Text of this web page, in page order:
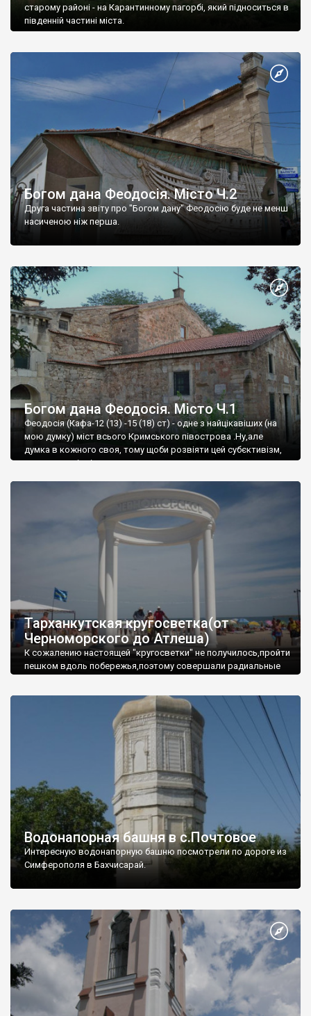
старому районі - на Карантинному пагорбі, який підноситься в
південній частині міста.
Богом дана Феодосія. Місто Ч.2
Друга частина звіту про "Богом дану" Феодосію буде не менш
насиченою ніж перша.
Богом дана Феодосія. Місто Ч.1
Феодосія (Кафа-12 (13) -15 (18) ст) - одне з найцікавіших (на
мою думку) міст всього Кримського півострова .Ну,але
думка в кожного своя, тому щоби розвіяти цей субєктивізм,
запрошую відвідати це
Тарханкутская кругосветка(от
Черноморского до Атлеша)
К сожалению настоящей "кругосветки" не получилось,пройти
пешком вдоль побережья,поэтому совершали радиальные
Водонапорная башня в с.Почтовое
Интересную водонапорную башню посмотрели по дороге из
Симферополя в Бахчисарай.